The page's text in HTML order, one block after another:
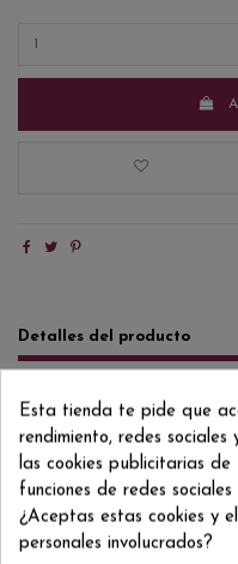
Detalles del producto
Formato/Format
Grado/Grau
ean13 8000040500012
Esta tienda te pide que
rendimiento, redes
las cookies publicitarias
funciones de redes
¿Aceptas estas cookies y
personales involucrados?